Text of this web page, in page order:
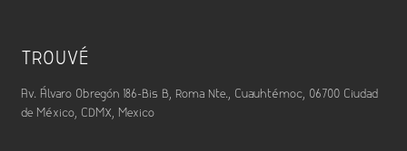
TROUVÉ
Av. Álvaro Obregón 186-Bis B, Roma Nte., Cuauhtémoc, 06700 Ciudad
de México, CDMX, Mexico